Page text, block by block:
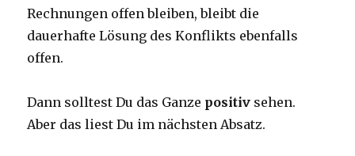
Rechnungen offen bleiben, bleibt die
dauerhafte Lösung des Konflikts ebenfalls
offen.
Dann solltest Du das Ganze positiv sehen.
Aber das liest Du im nächsten Absatz.